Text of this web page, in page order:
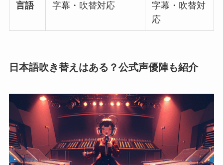
言語 字幕・吹替対応
字幕・吹替対
応
日本語吹き替えはある？公式声優陣も紹介